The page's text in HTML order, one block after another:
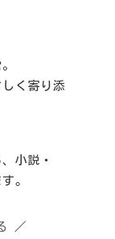
く寄り添
小説・
。